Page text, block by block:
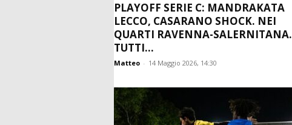
PLAYOFF SERIE C: MANDRAKATA
LECCO, CASARANO SHOCK. NEI
QUARTI RAVENNA-SALERNITANA.
TUTTI...
Matteo - 14 Maggio 2026, 14:30